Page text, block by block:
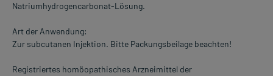
Natriumhydrogencarbonat-Lösung.
Art der Anwendung:
Zur subcutanen Injektion. Bitte Packungsbeilage beachten!
Registriertes homöopathisches Arzneimittel der